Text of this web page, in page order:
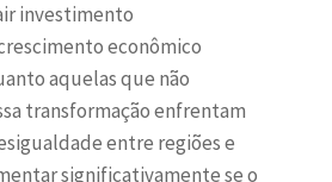
investimento
econômico
aquelas que não
transformação enfrentam
entre regiões e
significativamente se o